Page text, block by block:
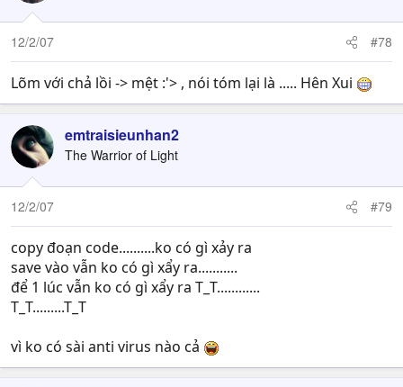
12/2/07 #78
Lõm với chả lồi -> mệt :'> , nói tóm lại là ..... Hên Xui
emtraisieunhan2
The Warrior of Light
12/2/07 #79
copy đoạn code..........ko có gì xảy ra
save vào vẫn ko có gì xẩy ra...........
để 1 lúc vẫn ko có gì xẩy ra T_T............
T_T.........T_T
vì ko có sài anti virus nào cả